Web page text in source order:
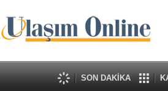
SON DAKİKA